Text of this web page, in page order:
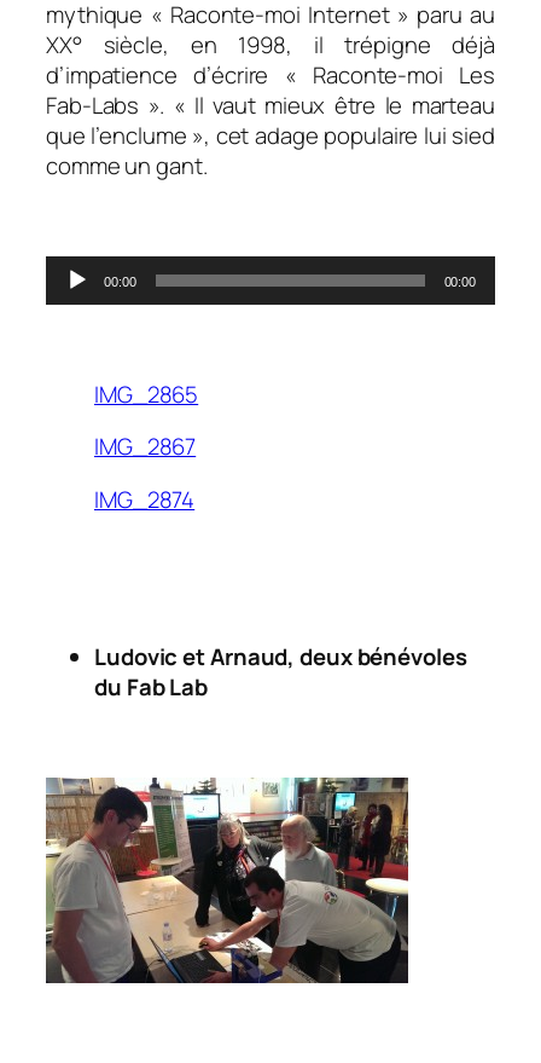
mythique « Raconte-moi Internet » paru au
XX° siècle, en 1998, il trépigne déjà
d’impatience d’écrire « Raconte-moi Les
Fab-Labs ». « Il vaut mieux être le marteau
que l’enclume », cet adage populaire lui sied
comme un gant.
Lecteur
audio
00:00 00:00
IMG_2865
IMG_2867
IMG_2874
Ludovic et Arnaud, deux bénévoles
du Fab Lab